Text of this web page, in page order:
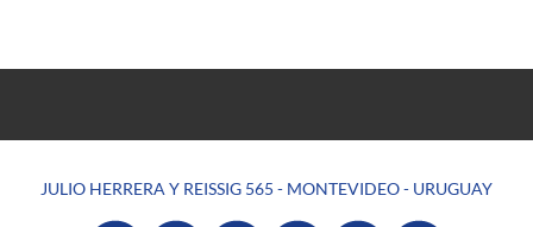
JULIO HERRERA Y REISSIG 565 - MONTEVIDEO - URUGUAY